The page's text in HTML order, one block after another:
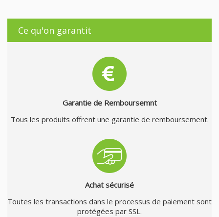
Ce qu'on garantit
Garantie de Remboursemnt
Tous les produits offrent une garantie de remboursement.
Achat sécurisé
Toutes les transactions dans le processus de paiement sont
protégées par SSL.